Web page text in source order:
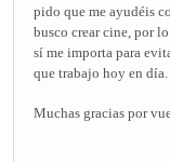
pido que me ayudéis
busco crear cine, por
sí me importa para
que trabajo hoy en día.
Muchas gracias por